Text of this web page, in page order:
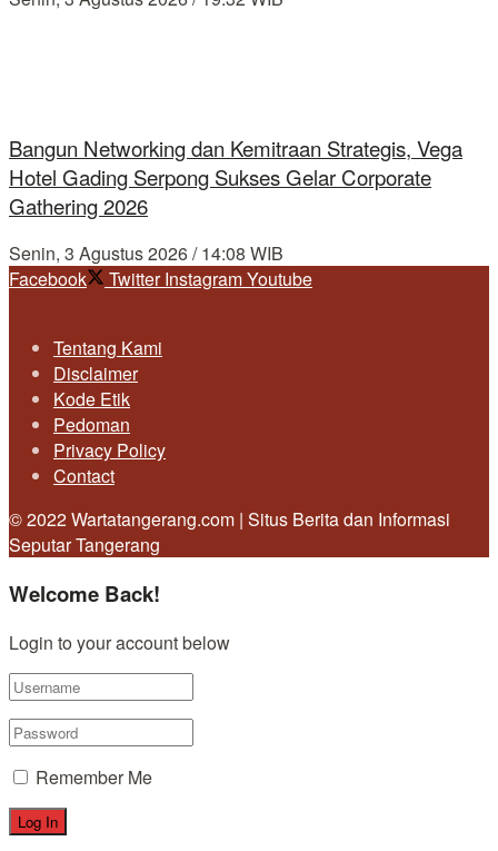
Bangun Networking dan Kemitraan Strategis, Vega
Hotel Gading Serpong Sukses Gelar Corporate
Gathering 2026
Senin, 3 Agustus 2026 / 14:08 WIB
Facebook
Twitter InstagramYoutube
Tentang Kami
Disclaimer
Kode Etik
Pedoman
Privacy Policy
Contact
© 2022 Wartatangerang.com | Situs Berita dan Informasi
Seputar Tangerang
Welcome Back!
Login to your account below
Remember Me